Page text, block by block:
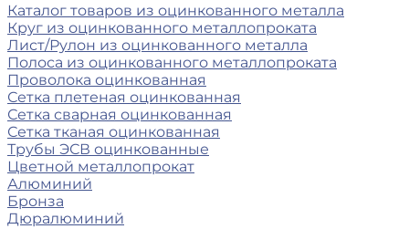
Каталог товаров из оцинкованного металла
Круг из оцинкованного металлопроката
Лист/Рулон из оцинкованного металла
Полоса из оцинкованного металлопроката
Проволока оцинкованная
Сетка плетеная оцинкованная
Сетка сварная оцинкованная
Сетка тканая оцинкованная
Трубы ЭСВ оцинкованные
Цветной металлопрокат
Алюминий
Бронза
Дюралюминий